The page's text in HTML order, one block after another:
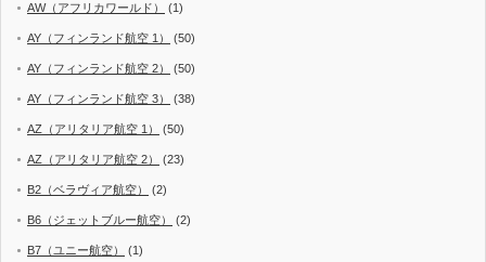
AW（アフリカワールド） (1)
AY（フィンランド航空 1） (50)
AY（フィンランド航空 2） (50)
AY（フィンランド航空 3） (38)
AZ（アリタリア航空 1） (50)
AZ（アリタリア航空 2） (23)
B2（ベラヴィア航空） (2)
B6（ジェットブルー航空） (2)
B7（ユニー航空） (1)